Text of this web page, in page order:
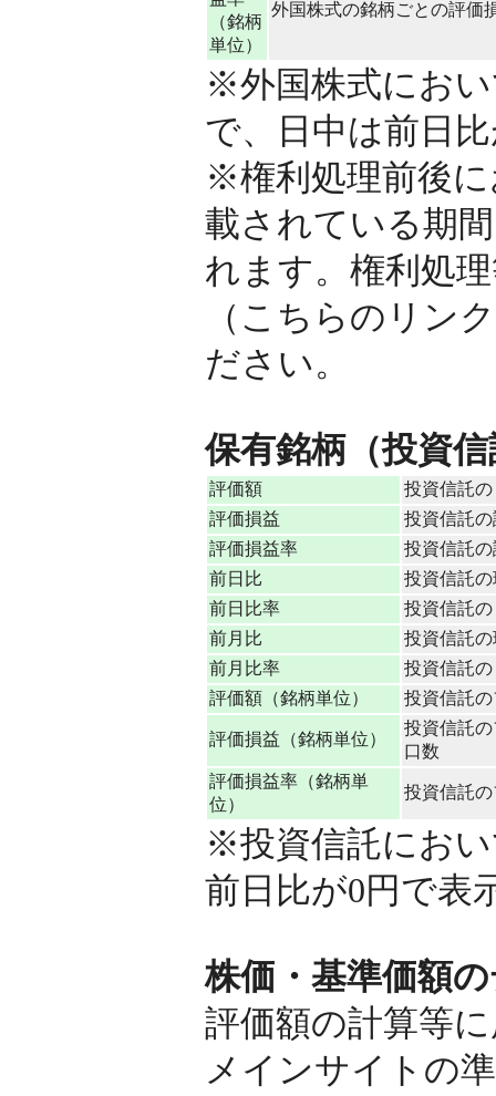
（銘柄
単位）
外国株式の銘柄ごとの評価
※外国株式にお
で、日中は前日
※権利処理前後
載されている期
れます。権利処
（こちらのリン
ださい。
保有銘柄（投資
評価額
投資信託
評価損益
投資信託
評価損益率
投資信託
前日比
投資信託
前日比率
投資信託
前月比
投資信託
前月比率
投資信託
評価額（銘柄単位）
投資信託
評価損益（銘柄単位）
投資信託
口数
評価損益率（銘柄単
位）
投資信託
※投資信託にお
前日比が0円で表
株価・基準価額
評価額の計算等
メインサイトの